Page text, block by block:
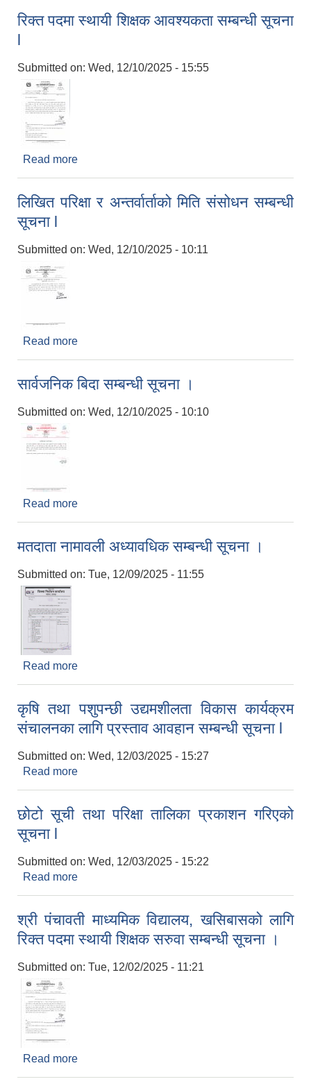
रिक्त पदमा स्थायी शिक्षक आवश्यकता सम्बन्धी सूचना
Submitted on: Wed, 12/10/2025 - 15:55
Read more
लिखित परिक्षा र अन्तर्वार्ताको मिति संसोधन सम्बन्धी
सूचना l
Submitted on: Wed, 12/10/2025 - 10:11
Read more
सार्वजनिक बिदा सम्बन्धी सूचना ।
Submitted on: Wed, 12/10/2025 - 10:10
Read more
मतदाता नामावली अध्यावधिक सम्बन्धी सूचना ।
Submitted on: Tue, 12/09/2025 - 11:55
Read more
कृषि तथा पशुपन्छी उद्यमशीलता विकास कार्यक्रम
संचालनका लागि प्रस्ताव आवहान सम्बन्धी सूचना l
Submitted on: Wed, 12/03/2025 - 15:27
Read more
छोटो सूची तथा परिक्षा तालिका प्रकाशन गरिएको
सूचना l
Submitted on: Wed, 12/03/2025 - 15:22
Read more
श्री पंचावती माध्यमिक विद्यालय, खसिबासको लागि
रिक्त पदमा स्थायी शिक्षक सरुवा सम्बन्धी सूचना ।
Submitted on: Tue, 12/02/2025 - 11:21
Read more